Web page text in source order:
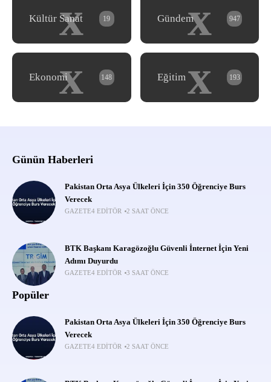
x
Kültür Sanat 19 x
Gündem 947
x
Ekonomi 148 x
Eğitim 193
Günün Haberleri
Pakistan Orta Asya Ülkeleri İçin 350 Öğrenciye Burs
Verecek
GAZETE4 EDITÖR 2 SAAT ÖNCE
BTK Başkanı Karagözoğlu Güvenli İnternet İçin Yeni
Adımı Duyurdu
GAZETE4 EDITÖR 3 SAAT ÖNCE
Popüler
Pakistan Orta Asya Ülkeleri İçin 350 Öğrenciye Burs
Verecek
GAZETE4 EDITÖR 2 SAAT ÖNCE